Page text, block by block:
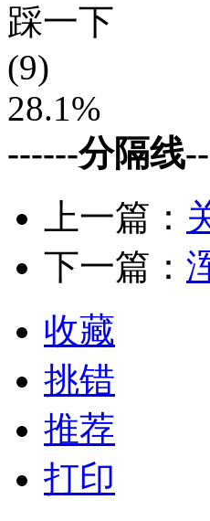
踩一下
(9)
28.1%
------分隔线
上一篇：
下一篇：
收藏
挑错
推荐
打印